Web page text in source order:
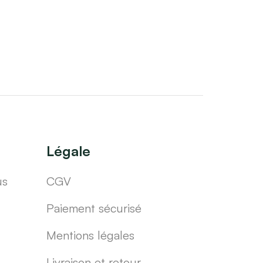
Légale
CGV
Paiement sécurisé
Mentions légales